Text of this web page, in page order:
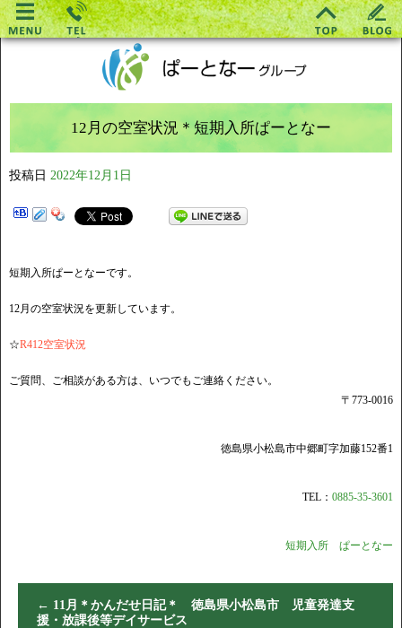
12月の空室状況＊短期入所ぱーとなー
投稿日 2022年12月1日
短期入所ぱーとなーです。
12月の空室状況を更新しています。
☆R412空室状況
ご質問、ご相談がある方は、いつでもご連絡ください。
〒773-0016
徳島県小松島市中郷町字加藤152番1
TEL： 0885-35-3601
短期入所 ぱーとなー
← 11月＊かんだせ日記＊ 徳島県小松島市 児童発達支
援・放課後等デイサービス